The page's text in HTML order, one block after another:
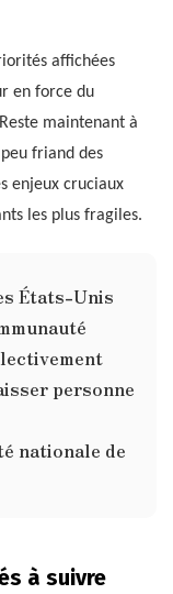
affichées
en force du
maintenant à
friand des
enjeux cruciaux
les plus fragiles.
États-Unis
personne
nationale de
à suivre